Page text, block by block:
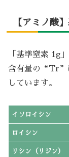
【アミノ酸
「基準窒素 1g
含有量の“Tr”
しています。
イソロイシン
ロイシン
リシン（リジン）